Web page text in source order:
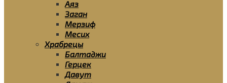
Аяз
Заган
Мерзиф
Месих
Храбрецы
Балтаджи
Герцек
Давут